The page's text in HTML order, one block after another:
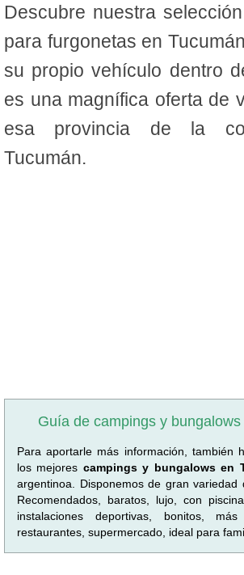
Descubre nuestra
para furgonetas en
su propio vehículo dentro
es una magnífica oferta de
esa provincia de la
Tucumán.
Guía de campings y
Para aportarle más información, también
los mejores campings y bungalows en
argentinoa. Disponemos de gran variedad
Recomendados, baratos, lujo, con
instalaciones deportivas, bonitos,
restaurantes, supermercado, ideal para